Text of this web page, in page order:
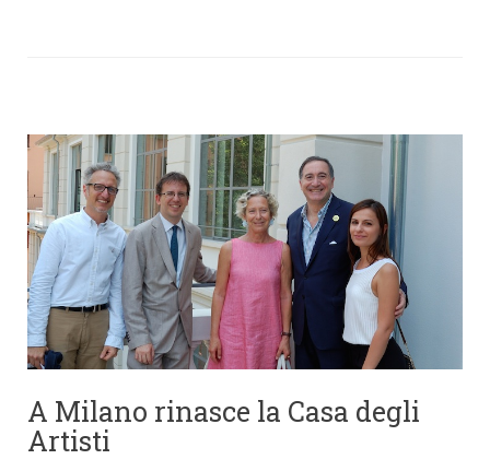
A Milano rinasce la Casa degli
Artisti